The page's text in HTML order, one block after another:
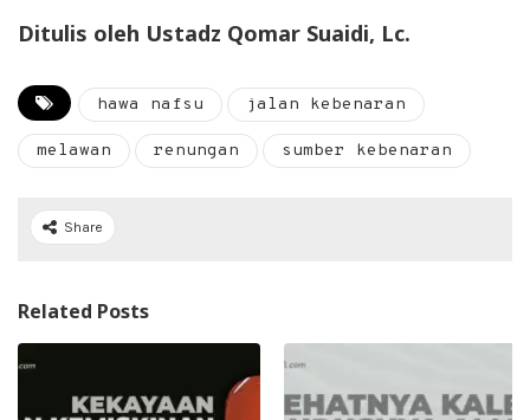
Ditulis oleh Ustadz Qomar Suaidi, Lc.
hawa nafsu jalan kebenaran
melawan renungan sumber kebenaran
Share
Related Posts